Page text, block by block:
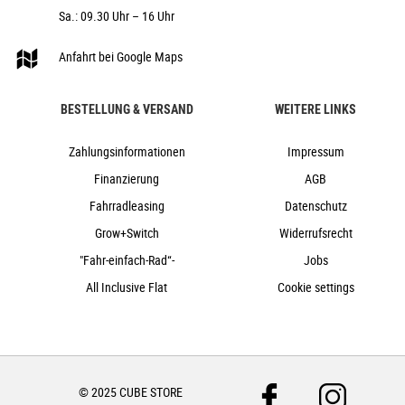
Cube
nein
Diamant
Herren
Carbon
Kettenschaltung
nein
nein
Sa.: 09.30 Uhr – 16 Uhr
Anfahrt bei Google Maps
BESTELLUNG & VERSAND
Zahlungsinformationen
Finanzierung
Fahrradleasing
Grow+Switch
"Fahr-einfach-Rad“-
All Inclusive Flat
WEITERE LINKS
Impressum
AGB
Datenschutz
Widerrufsrecht
Jobs
Cookie settings
© 2025 CUBE STORE